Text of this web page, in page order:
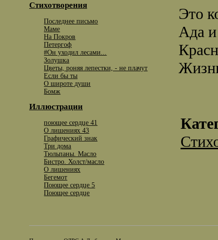
Стихотворения
Последнее письмо
Маме
На Покров
Петергоф
#Он уходил лесами...
Золушка
Цветы, роняя лепестки, - не плачут
Если бы ты
О широте души
Бомж
Иллюстрации
поющее сердце 41
О лишениях 43
Графический знак
Три дома
Тюльпаны. Масло
Бистро. Холст/масло
O лишениях
Бегемот
Поющее сердце 5
Поющее сердце
Это
Ада